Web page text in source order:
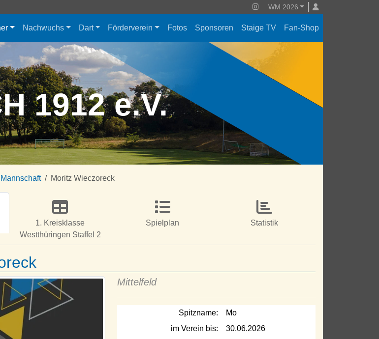
WM 2026
Nachwuchs Dart Förderverein Fotos Sponsoren Staige TV Fan-Shop
1912 e.V.
Moritz Wieczoreck
1. Kreisklasse
Westthüringen Staffel 2
Spielplan Statistik
Mittelfeld
Spitzname:
Mo
im Verein bis:
30.06.2026